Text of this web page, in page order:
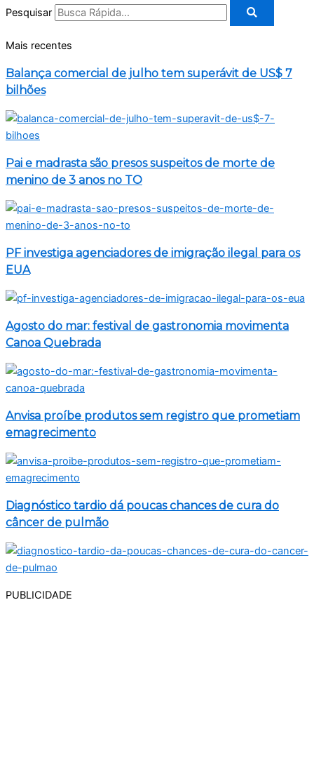
Pesquisar
Mais recentes
Balança comercial de julho tem superávit de US$ 7
bilhões
Pai e madrasta são presos suspeitos de morte de
menino de 3 anos no TO
PF investiga agenciadores de imigração ilegal para os
EUA
Agosto do mar: festival de gastronomia movimenta
Canoa Quebrada
Anvisa proíbe produtos sem registro que prometiam
emagrecimento
Diagnóstico tardio dá poucas chances de cura do
câncer de pulmão
PUBLICIDADE